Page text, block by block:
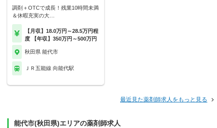
調剤＋OTCで成長！残業10時間未満
＆休暇充実の大…
【月収】18.0万円～28.5万円程
度 【年収】350万円～500万円
秋田県 能代市
ＪＲ五能線 向能代駅
最近見た薬剤師求人をもっと見る
能代市(秋田県)エリアの薬剤師求人